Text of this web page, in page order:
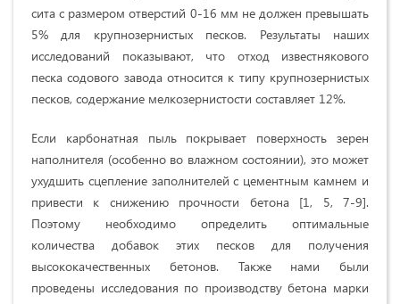
сита с размером отверстий 0-16 мм не должен превышать
5% для крупнозернистых песков. Результаты наших
исследований показывают, что отход известнякового
песка содового завода относится к типу крупнозернистых
песков, содержание мелкозернистости составляет 12%.
Если карбонатная пыль покрывает поверхность зерен
наполнителя (особенно во влажном состоянии), это может
ухудшить сцепление заполнителей с цементным камнем и
привести к снижению прочности бетона [1, 5, 7-9].
Поэтому необходимо определить оптимальные
количества добавок этих песков для получения
высококачественных бетонов. Также нами были
проведены исследования по производству бетона марки